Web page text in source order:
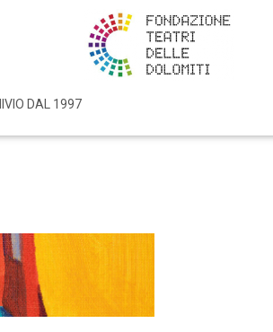
DAL 1997